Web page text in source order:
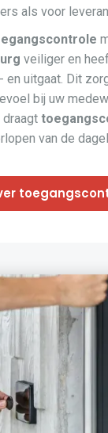
als voor
veiliger en
en uitgaat. Dit
bij uw
draagt
van de